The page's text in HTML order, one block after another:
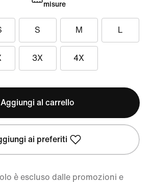
misure
S M L
3X 4X
Aggiungi al carrello
ai preferiti
è escluso dalle promozioni e